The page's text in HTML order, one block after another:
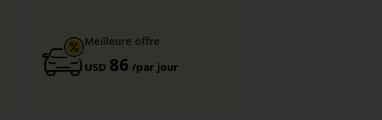
Meilleure offre
USD 86 /par jour